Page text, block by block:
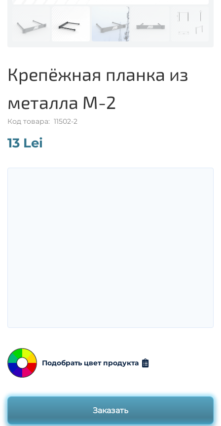
Крепёжная планка из
металла M-2
Код товара: 11502-2
13 Lei
Подобрать цвет продукта
Заказать